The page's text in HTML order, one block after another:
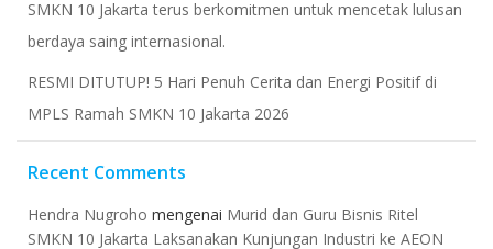
​SMKN 10 Jakarta terus berkomitmen untuk mencetak lulusan
berdaya saing internasional.
RESMI DITUTUP! 5 Hari Penuh Cerita dan Energi Positif di
MPLS Ramah SMKN 10 Jakarta 2026
Recent Comments
Hendra Nugroho mengenai Murid dan Guru Bisnis Ritel
SMKN 10 Jakarta Laksanakan Kunjungan Industri ke AEON